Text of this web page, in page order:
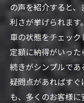
経験に基
柔軟な対
再利用・
車買取を成功
マイルカーズ
地域との
の声を紹介すると
利さが挙げられます
車の状態をチェッ
定額に納得がいっ
続きがシンプルで
疑問点があればす
も、多くのお客様